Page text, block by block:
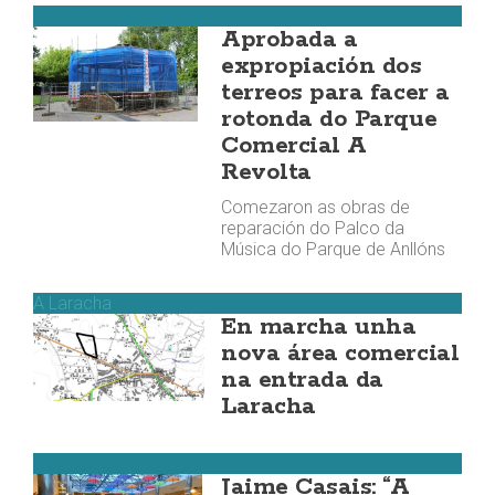
Aprobada a
expropiación dos
terreos para facer a
rotonda do Parque
Comercial A
Revolta
Comezaron as obras de
reparación do Palco da
Música do Parque de Anllóns
A Laracha
En marcha unha
nova área comercial
na entrada da
Laracha
Jaime Casais: “A